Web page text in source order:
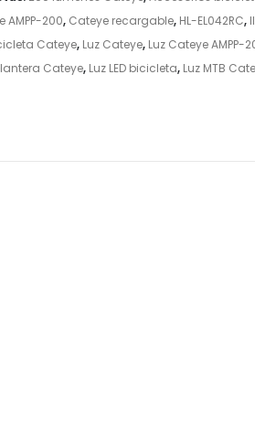
AMPP-200, Cateye recargable, HL-EL042RC,
Cateye, Luz Cateye, Luz Cateye AMPP-
Cateye, Luz LED bicicleta, Luz MTB